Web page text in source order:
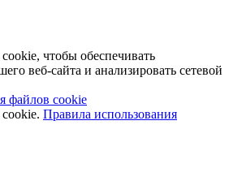
чтобы обеспечивать
веб-сайта и анализировать сетевой
файлов cookie
Правила использования